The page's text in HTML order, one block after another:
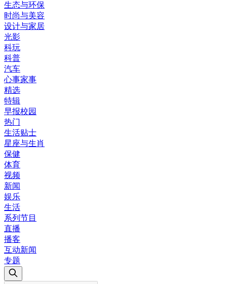
生态与环保
时尚与美容
设计与家居
光影
科玩
科普
汽车
心事家事
精选
特辑
早报校园
热门
生活贴士
星座与生肖
保健
体育
视频
新闻
娱乐
生活
系列节目
直播
播客
互动新闻
专题